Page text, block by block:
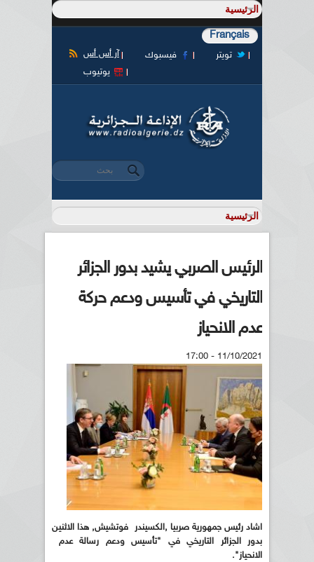
Français
آر أس أس فيسبوك
تويتر
يوتيوب
استمارة البحث
‏بحث ‏
الرئيس الصربي يشيد بدور الجزائر
التاريخي في تأسيس ودعم حركة
عدم الانحياز
11/10/2021 - 17:00
اشاد رئيس جمهورية صربيا ,الكسيندر فوتشيش, هذا الاثنين
بدور الجزائر التاريخي في "تأسيس ودعم رسالة عدم
الانحياز".